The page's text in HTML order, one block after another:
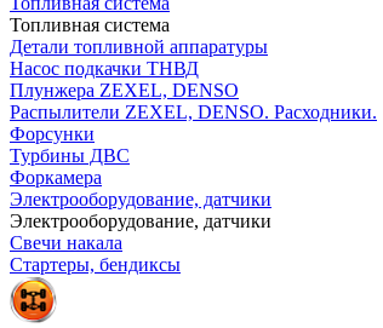
Топливная система
Детали топливной аппаратуры
Насос подкачки ТНВД
Плунжера ZEXEL, DENSO
Распылители ZEXEL, DENSO. Расходники.
Форсунки
Турбины ДВС
Форкамера
Электрооборудование, датчики
Электрооборудование, датчики
Свечи накала
Стартеры, бендиксы